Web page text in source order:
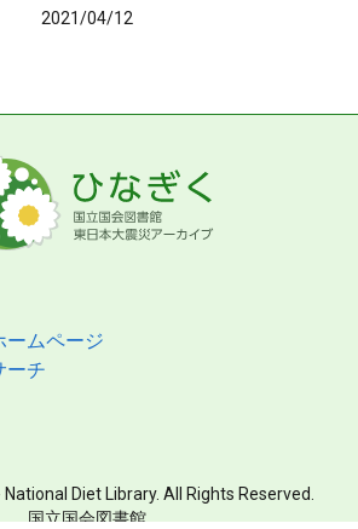
2021/04/12
ームページ
ーチ
Diet Library. All Rights Reserved.